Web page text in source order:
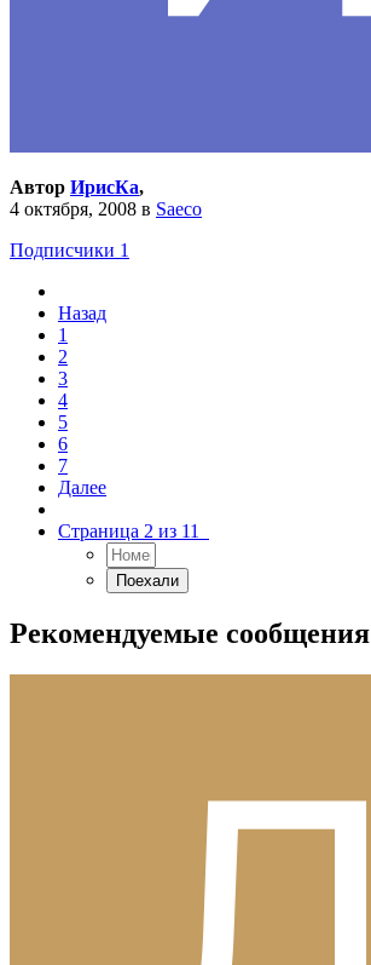
Автор ИрисКа,
4 октября, 2008 в Saeco
Подписчики 1
Назад
1
2
3
4
5
6
7
Далее
Страница 2 из 11
Рекомендуемые сообщения